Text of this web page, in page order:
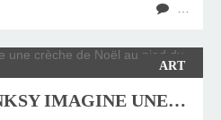
ART
BETHLÉEM : BANKSY IMAGINE UNE CRÈCHE DE NOËL AU PIED DU MUR DE SÉPARATION